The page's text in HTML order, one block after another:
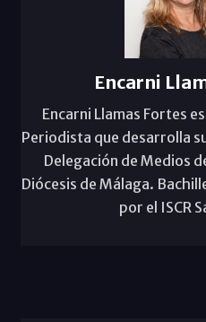
Encarni
Encarni Llamas Fortes
Periodista que desarrolla
Delegación de Medios
Diócesis de Málaga.
por el ISCR